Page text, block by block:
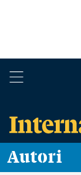
Autori